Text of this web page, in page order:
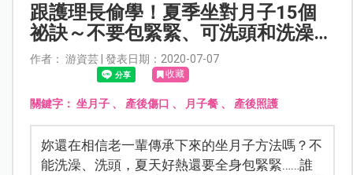
跟護理長偷學！夏季坐對月子15個
祕訣～不要包緊緊、可洗頭和洗澡…
作者： 游資芸 | 發表日期：2020-07-07
收藏
關鍵字： 坐月子、 產後傷口 、 月子餐、 產後照護
妳還在相信老一輩傳承下來的坐月子方法嗎？不
能洗澡、洗頭，夏天好熱還要全身包緊緊……誰